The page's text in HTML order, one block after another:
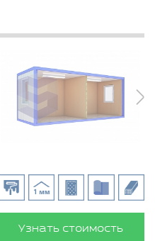
Узнать стоимость